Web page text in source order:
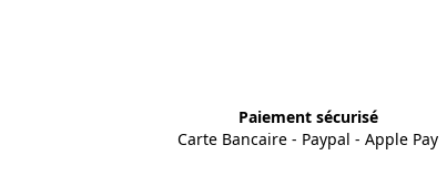
Paiement sécurisé
Carte Bancaire - Paypal - Apple Pay